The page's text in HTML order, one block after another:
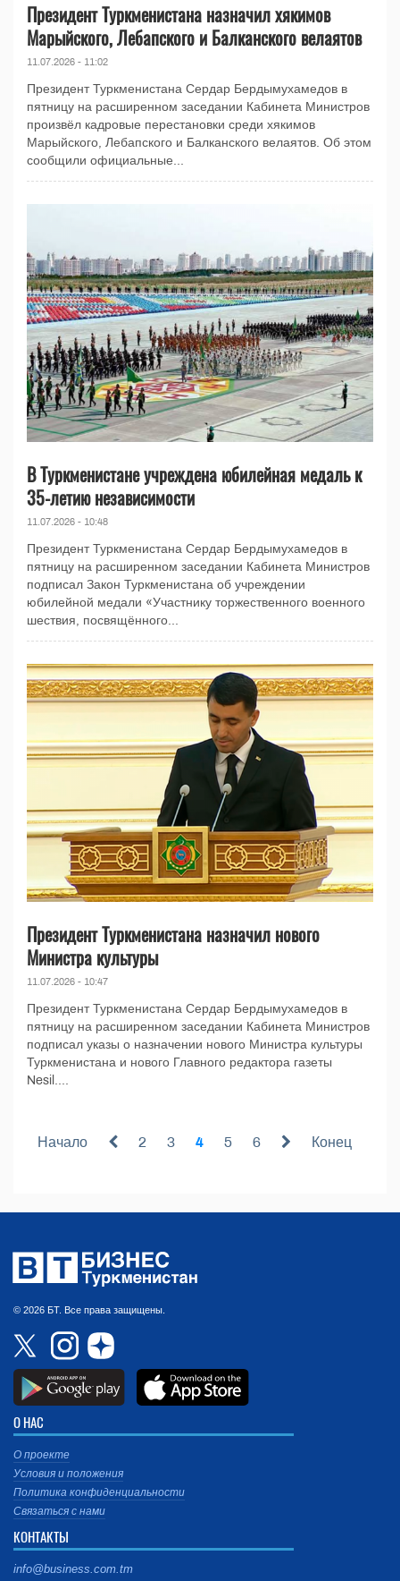
Президент Туркменистана назначил хякимов
Марыйского, Лебапского и Балканского велаятов
11.07.2026 - 11:02
Президент Туркменистана Сердар Бердымухамедов в
пятницу на расширенном заседании Кабинета Министров
произвёл кадровые перестановки среди хякимов
Марыйского, Лебапского и Балканского велаятов. Об этом
сообщили официальные...
В Туркменистане учреждена юбилейная медаль к
35-летию независимости
11.07.2026 - 10:48
Президент Туркменистана Сердар Бердымухамедов в
пятницу на расширенном заседании Кабинета Министров
подписал Закон Туркменистана об учреждении
юбилейной медали «Участнику торжественного военного
шествия, посвящённого...
Президент Туркменистана назначил нового
Министра культуры
11.07.2026 - 10:47
Президент Туркменистана Сердар Бердымухамедов в
пятницу на расширенном заседании Кабинета Министров
подписал указы о назначении нового Министра культуры
Туркменистана и нового Главного редактора газеты
Nesil....
Начало 2 3 4 5 6 Конец
© 2026 БТ. Все права защищены.
О НАС
О проекте
Условия и положения
Политика конфиденциальности
Связаться с нами
КОНТАКТЫ
info@business.com.tm